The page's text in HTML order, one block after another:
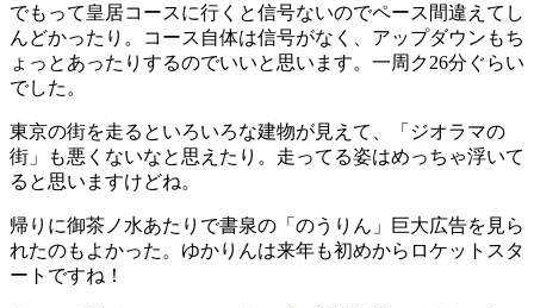
でもって皇居コースに行くと信号ないのでペース間違えてし
んどかったり。コース自体は信号がなく、アップダウンもち
ょっとあったりするのでいいと思います。一周ク26分ぐらい
でした。
東京の街を走るといろいろな建物が見えて、「ジオラマの
街」も悪くないなと思えたり。走ってる姿はめっちゃ浮いて
ると思いますけどね。
帰りに御茶ノ水あたりで書泉の「のうりん」巨大広告を見ら
れたのもよかった。ゆかりんは来年も初めからロケットスタ
ートですね！